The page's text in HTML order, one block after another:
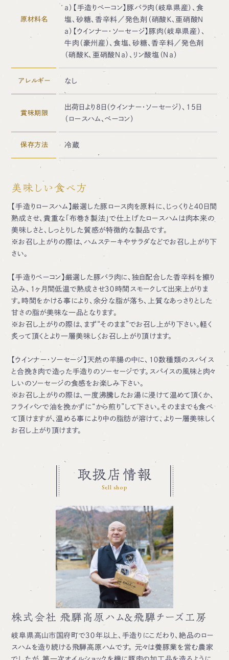
原材料名
ａ）【手造りベーコン】豚バラ肉（岐阜県産）、食
塩、砂糖、香辛料／発色剤（硝酸Ｋ、亜硝酸Ｎ
ａ）【ウインナー・ソーセージ】豚肉（岐阜県産）、
牛肉（豪州産）、食塩、砂糖、香辛料／発色剤
（硝酸Ｋ、亜硝酸Ｎａ）、リン酸塩（Ｎａ）
アレルギー なし
賞味期限
出荷日より8日（ウインナー・ソーセージ）、15日
（ロースハム、ベーコン）
保存方法 冷蔵
美味しい食べ方
【手造りロースハム】厳選した豚ロース肉を原料に、じっくりと４０日間
熟成させ、貴重な「布巻き製法」で仕上げたロースハムは肉本来の
美味しさと、しっとりした質感が特徴的な製品です。
※お召し上がりの際は、ハムステーキやサラダなどでお召し上がり下
さい。
【手造りベーコン】厳選した豚バラ肉に、独自配合した香辛料を擦り
込み、１ヶ月間低温で熟成させ３０時間スモークして出来上がりま
す。時間をかける事により、余分な脂が落ち、上質なあっさりとした
甘さの脂が美味な一品となります。
※お召し上がりの際は、まず“そのまま”でお召し上がり下さい。軽く
炙って頂くとより一層美味しくお召し上がり頂けます。
【ウインナー・ソーセージ】天然の羊腸の中に、１０数種類のスパイス
と合挽き肉で造った手造りのソーセージです。スパイスの風味と肉々
しいのソーセージの食感をお楽しみ下さい。
※お召し上がりの際は、一度沸騰したお湯に浸けて温めて頂くか、
フライパンで油を挽かずに“から煎り”して下さい。そのままでも食べ
て頂けますが、温める事により中の脂肪が溶けて、より一層美味しく
お召し上がり頂けます。
取扱店情報
Sell shop
株式会社 飛騨高原ハム＆飛騨チーズ工房
岐阜県高山市国府町で３０年以上、手造りにこだわり、絶品のロー
スハムを造り続ける飛騨高原ハムです。 元々は養豚業を営む農家